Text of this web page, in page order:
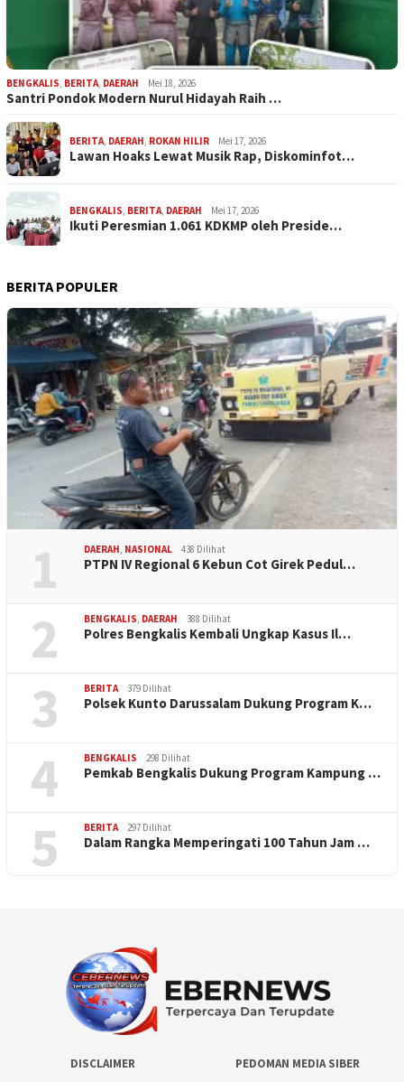
BENGKALIS, BERITA, DAERAH Mei 18, 2026
Santri Pondok Modern Nurul Hidayah Raih …
BERITA, DAERAH, ROKAN HILIR Mei 17, 2026
Lawan Hoaks Lewat Musik Rap, Diskominfot…
BENGKALIS, BERITA, DAERAH Mei 17, 2026
Ikuti Peresmian 1.061 KDKMP oleh Preside…
BERITA POPULER
1 DAERAH, NASIONAL 438 Dilihat
PTPN IV Regional 6 Kebun Cot Girek Pedul…
2 BENGKALIS, DAERAH 388 Dilihat
Polres Bengkalis Kembali Ungkap Kasus Il…
3 BERITA 379 Dilihat
Polsek Kunto Darussalam Dukung Program K…
4 BENGKALIS 298 Dilihat
Pemkab Bengkalis Dukung Program Kampung …
5 BERITA 297 Dilihat
Dalam Rangka Memperingati 100 Tahun Jam …
DISCLAIMER
PEDOMAN MEDIA SIBER